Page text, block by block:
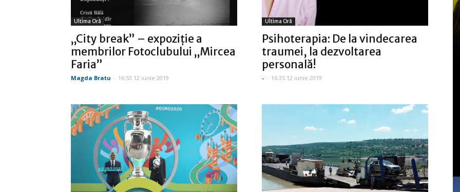
Ultima Oră
„City break” – expoziție a
membrilor Fotoclubului „Mircea
Faria”
Magda Bratu - 16:53 12 iunie 2019
Ultima Oră
Psihoterapia: De la vindecarea
traumei, la dezvoltarea
personală!
- - 16:35 12 iunie 2019